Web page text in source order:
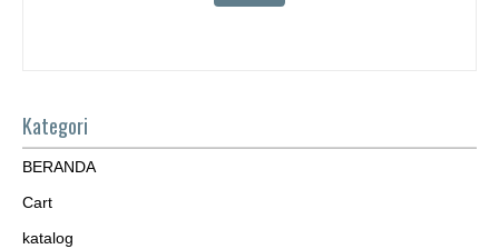
Kategori
BERANDA
Cart
katalog